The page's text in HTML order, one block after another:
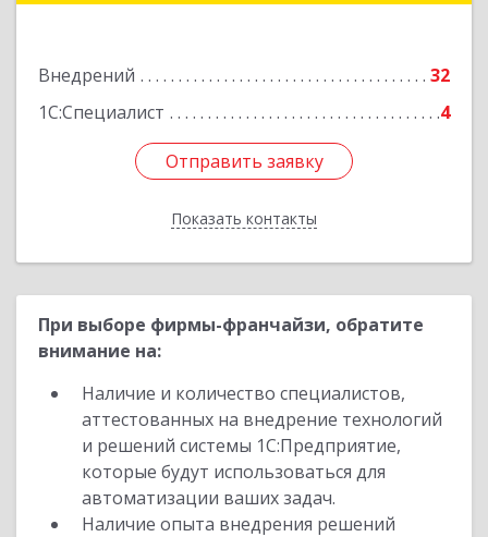
Внедрений
32
1С:Специалист
4
Отправить заявку
Показать контакты
Отправить заявку
Назад
При выборе фирмы-франчайзи, обратите
внимание на:
Наличие и количество специалистов,
аттестованных на внедрение технологий
и решений системы 1С:Предприятие,
которые будут использоваться для
автоматизации ваших задач.
Наличие опыта внедрения решений